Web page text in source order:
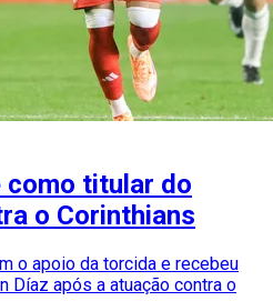
como titular do
o Corinthians
o apoio da torcida e recebeu
Díaz após a atuação contra o